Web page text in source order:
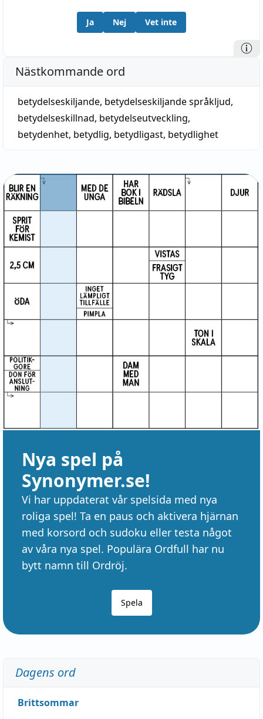
Ja Nej Vet inte
Nästkommande ord
betydelseskiljande, betydelseskiljande språkljud,
betydelseskillnad, betydelseutveckling,
betydenhet, betydlig, betydligast, betydlighet
Nya spel på
Synonymer.se!
Vi har uppdaterat vår spelsida med nya
roliga spel! Ta en paus och aktivera hjärnan
med korsord och sudoku eller testa något
av våra nya spel. Populära Ordfull har nu
bytt namn till Ordröj.
Spela
Dagens ord
Brittsommar